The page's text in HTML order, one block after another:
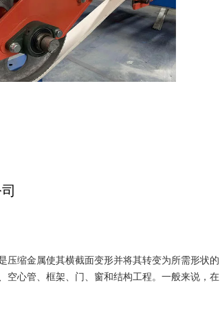
压缩金属使其横截面变形并将其转变为所需形状的
空心管、框架、门、窗和结构工程。一般来说，在